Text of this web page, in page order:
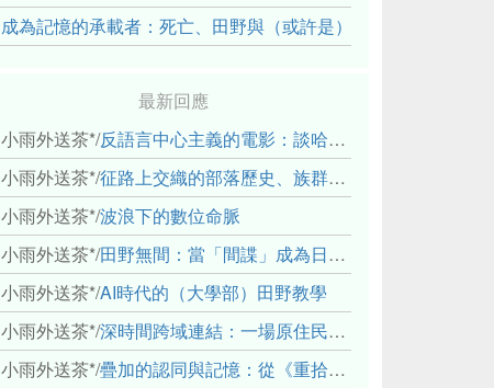
成為記憶的承載者：死亡、田野與（或許是）人類學的成年禮
最新回應
小雨外送茶*/反語言中心主義的電影：談哈佛感官民族誌實驗室
小雨外送茶*/征路上交織的部落歷史、族群與國家邊界敘事： 《路有多長》、《高砂的翅膀》、《檔案／李光輝》
小雨外送茶*/波浪下的數位命脈
小雨外送茶*/田野無間：當「間諜」成為日常，信任角力下的情感伏流
小雨外送茶*/AI時代的（大學部）田野教學
小雨外送茶*/深時間跨域連結：一場原住民地熱會議的初步觀察
小雨外送茶*/疊加的認同與記憶：從《重拾時間的山語》探討「我們的」立場性(positionality)